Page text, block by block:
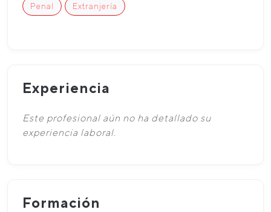
Penal Extranjería
Experiencia
Este profesional aún no ha detallado su
experiencia laboral.
Formación